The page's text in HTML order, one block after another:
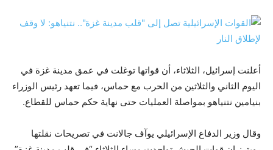
أعلنت إسرائيل، الثلاثاء، أن قواتها توغلت في عمق مدينة غزة في
اليوم الثاني والثلاثين من الحرب مع حماس، فيما تعهد رئيس الوزراء
بنيامين نتنياهو بمواصلة العمليات حتى نهاية حكم حماس للقطاع.
وقال وزير الدفاع الإسرائيلي يوآف جالانت في تصريحات نقلتها